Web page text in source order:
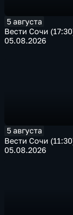
5 августа
Вести Сочи
05.08.2026
5 августа
Вести Сочи
05.08.2026